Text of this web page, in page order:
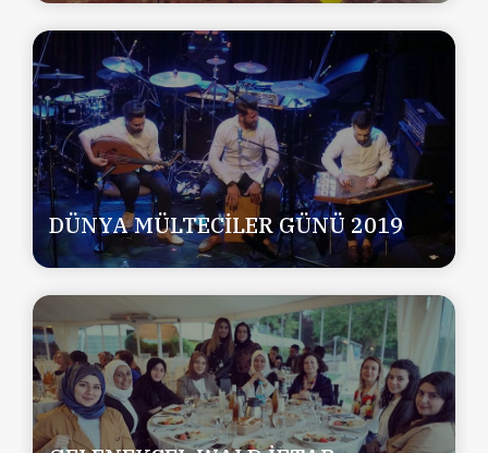
DÜNYA MÜLTECİLER GÜNÜ 2019